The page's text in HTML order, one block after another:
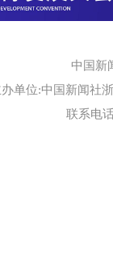
中国新
办单位:中国新闻社
联系电